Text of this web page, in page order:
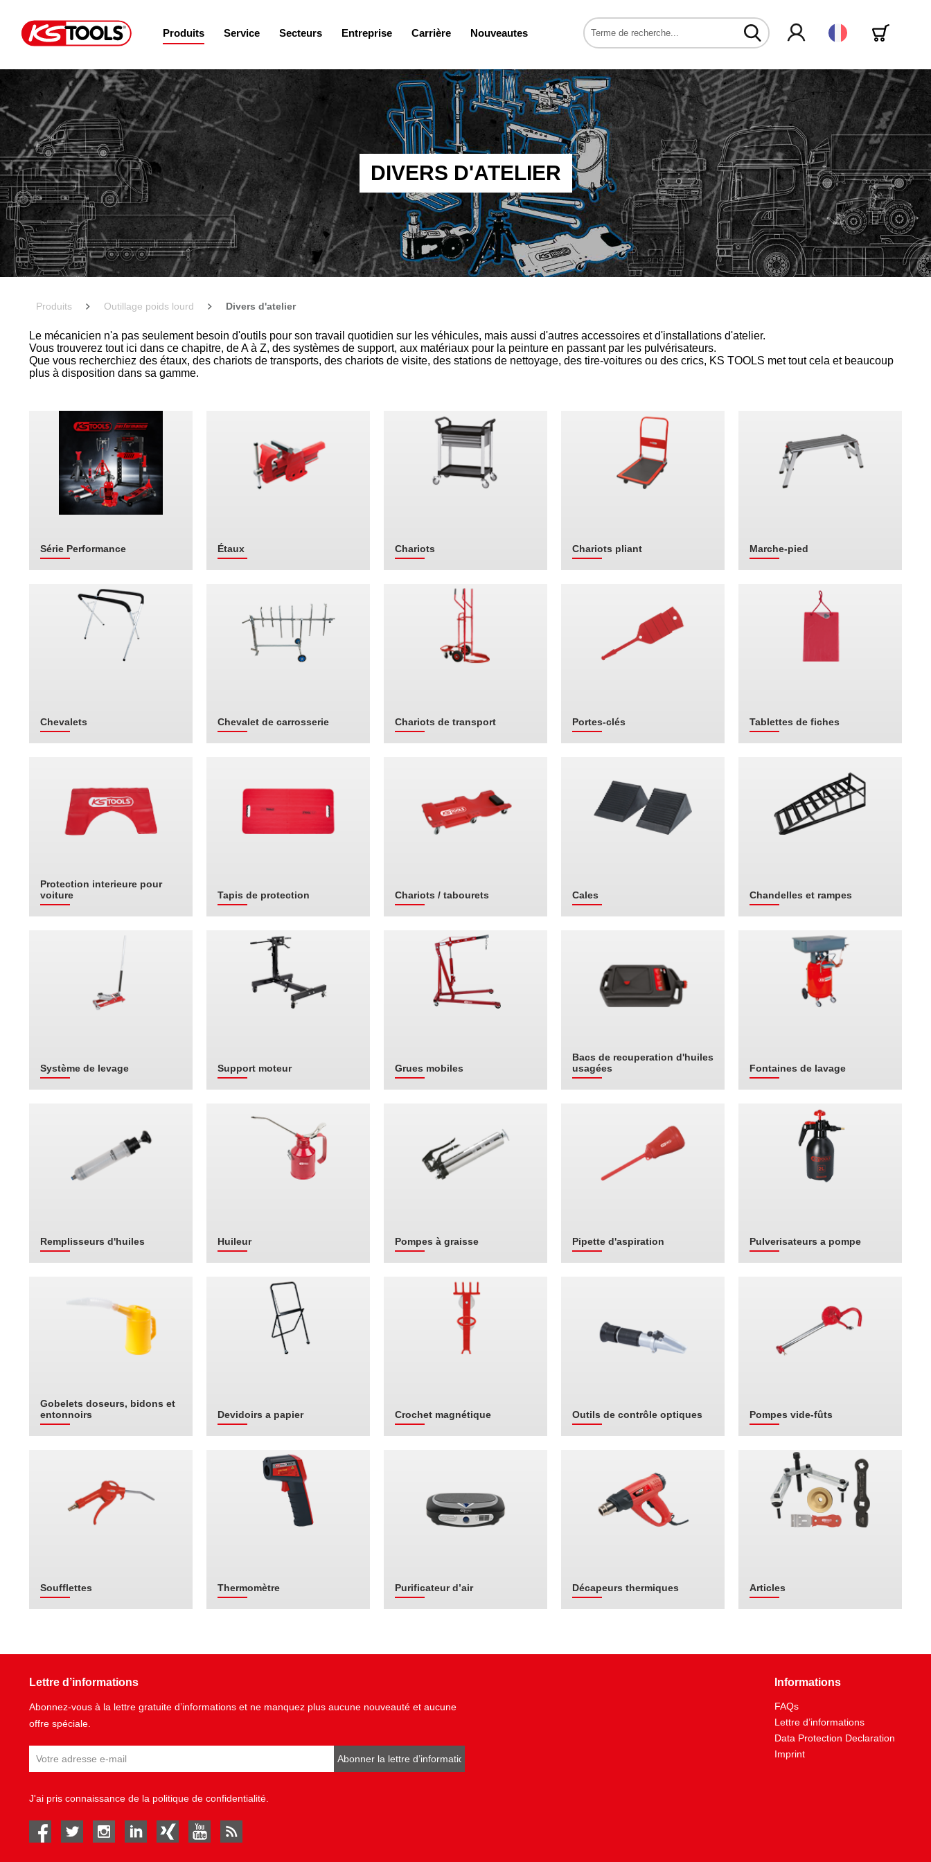
Produits Service Secteurs Entreprise Carrière Nouveautes Français
DIVERS D'ATELIER
Produits Outillage poids lourd Divers d'atelier
Le mécanicien n'a pas seulement besoin d'outils pour son travail quotidien sur les véhicules, mais aussi d'autres accessoires et d'installations d'atelier.
Vous trouverez tout ici dans ce chapitre, de A à Z, des systèmes de support, aux matériaux pour la peinture en passant par les pulvérisateurs.
Que vous recherchiez des étaux, des chariots de transports, des chariots de visite, des stations de nettoyage, des tire-voitures ou des crics, KS TOOLS met tout cela et beaucoup
plus à disposition dans sa gamme.
Série Performance Étaux Chariots Chariots pliant Marche-pied
Chevalets Chevalet de carrosserie Chariots de transport Portes-clés Tablettes de fiches
Protection interieure pour
voiture
Tapis de protection Chariots / tabourets Cales Chandelles et rampes
Système de levage Support moteur Grues mobiles
Bacs de recuperation d'huiles
usagées
Fontaines de lavage
Remplisseurs d'huiles Huileur Pompes à graisse Pipette d'aspiration Pulverisateurs a pompe
Gobelets doseurs, bidons et
entonnoirs
Devidoirs a papier Crochet magnétique Outils de contrôle optiques Pompes vide-fûts
Soufflettes Thermomètre Purificateur d’air Décapeurs thermiques Articles
Lettre d’informations
Abonnez-vous à la lettre gratuite d’informations et ne manquez plus aucune nouveauté et aucune
offre spéciale.
Abonner la lettre d’informations
J'ai pris connaissance de la politique de confidentialité
facebook twitter instagramlinked in Xing youtube
Informations
FAQs
Lettre d’informations
Data Protection Declaration
Imprint